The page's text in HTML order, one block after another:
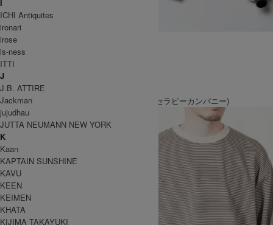
new Therapy Range Hand Cream
SOLD OUT
全 [1] 商品中 [1-1] 商品を表示しています
GOODS
その他
TOP>THE AROMATHERAPY CO. (アロマセラピーカンパニー)
I
ICHI Antiquites
ironari
irose
is-ness
ITTI
J
J.B. ATTIRE
Jackman
jujudhau
JUTTA NEUMANN NEW YORK
K
Kaan
KAPTAIN SUNSHINE
KAVU
KEEN
KEIMEN
KHATA
KIJIMA TAKAYUKI